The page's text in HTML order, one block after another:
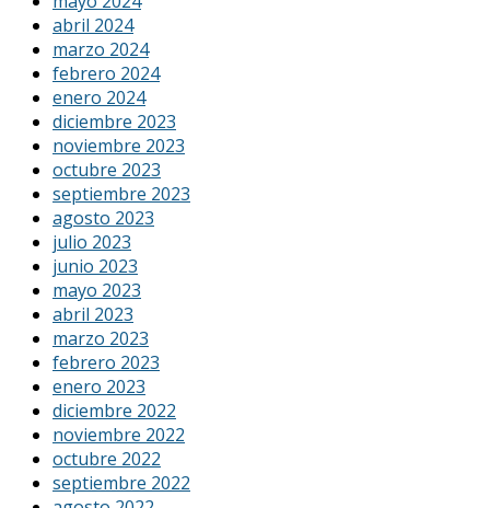
abril 2024
marzo 2024
febrero 2024
enero 2024
diciembre 2023
noviembre 2023
octubre 2023
septiembre 2023
agosto 2023
julio 2023
junio 2023
mayo 2023
abril 2023
marzo 2023
febrero 2023
enero 2023
diciembre 2022
noviembre 2022
octubre 2022
septiembre 2022